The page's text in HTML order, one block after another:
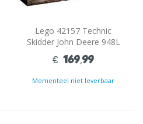
Lego 42157 Technic
Skidder John Deere 948L
€ 169,99
Momenteel niet leverbaar